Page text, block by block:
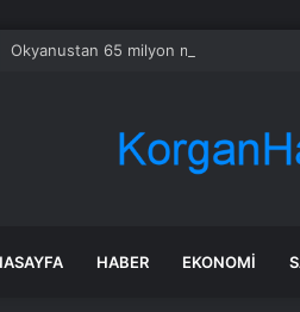
Okyanustan 65 milyon metreküp kum
HABER EKONOMI